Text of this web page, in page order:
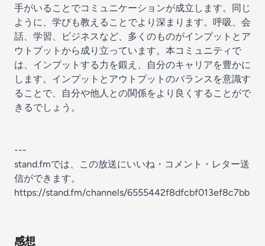
手がいることでコミュニケーションが成立します。同じ
ように、学びも教えることでより深まります。呼吸、会
話、学習、ビジネスなど、多くのものがインプットとア
ウトプットから成り立っています。本コミュニティで
は、インプットする力を鍛え、自分のキャリアを豊かに
します。インプットとアウトプットのバランスを意識す
ることで、自分や他人との関係をより良くすることがで
きるでしょう。
---
stand.fmでは、この放送にいいね・コメント・レター送
信ができます。
https://stand.fm/channels/6555442f8dfcbf013ef8c7bb
感想